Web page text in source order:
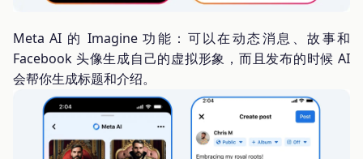
Meta AI 的 Imagine 功能：可以在动态消息、故事和
Facebook 头像生成自己的虚拟形象，而且发布的时候 AI
会帮你生成标题和介绍。